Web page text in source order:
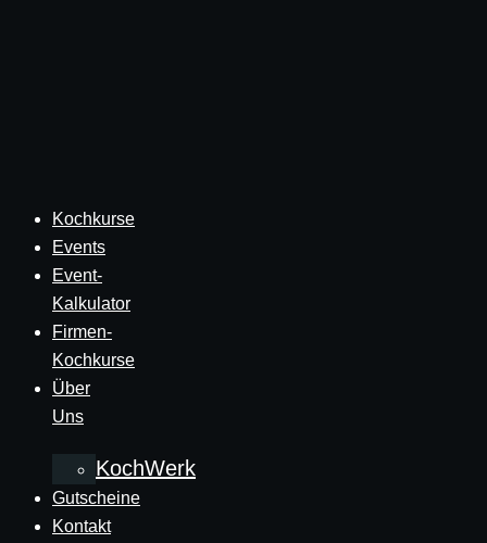
Kochkurse
Events
Event-
Kalkulator
Firmen-
Kochkurse
Über
Uns
KochWerk
Gutscheine
Kontakt